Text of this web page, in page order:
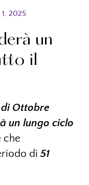
2025
un
il
Ottobre
un lungo ciclo
che
di 51